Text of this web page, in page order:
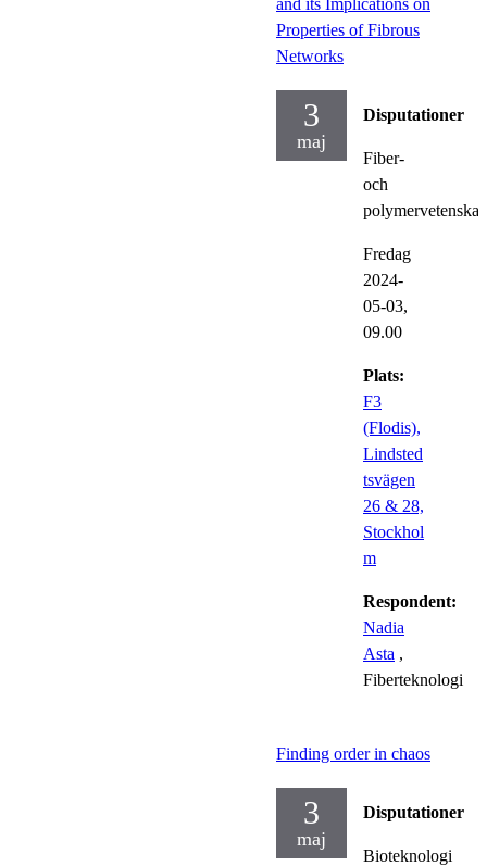
Properties of Fibrous
Networks
3
maj
Disputationer
Fiber-
och
polymervetenskap
Fredag
2024-
05-03,
09.00
Plats:
F3
(Flodis),
Lindsted
tsvägen
26 & 28,
Stockhol
m
Respondent:
Nadia
Asta ,
Fiberteknologi
Finding order in chaos
3
maj
Disputationer
Bioteknologi